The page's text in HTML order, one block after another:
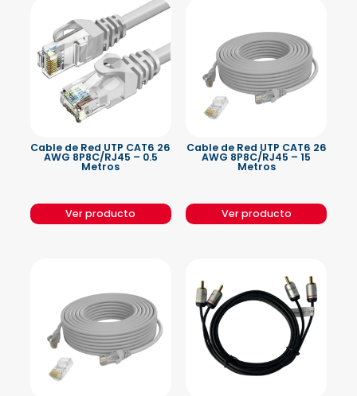
Cable de Red UTP CAT6 26
AWG 8P8C/RJ45 – 0.5
Metros
Ver producto
Cable de Red UTP CAT6 26
AWG 8P8C/RJ45 – 15
Metros
Ver producto